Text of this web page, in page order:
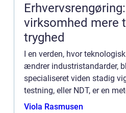
virksomhed mere
tryghed
I en verden, hvor
ændrer industristandarder,
specialiseret viden stadig
testning, eller NDT, er en
at evaluere egenskaberne
Viola Rasmusen